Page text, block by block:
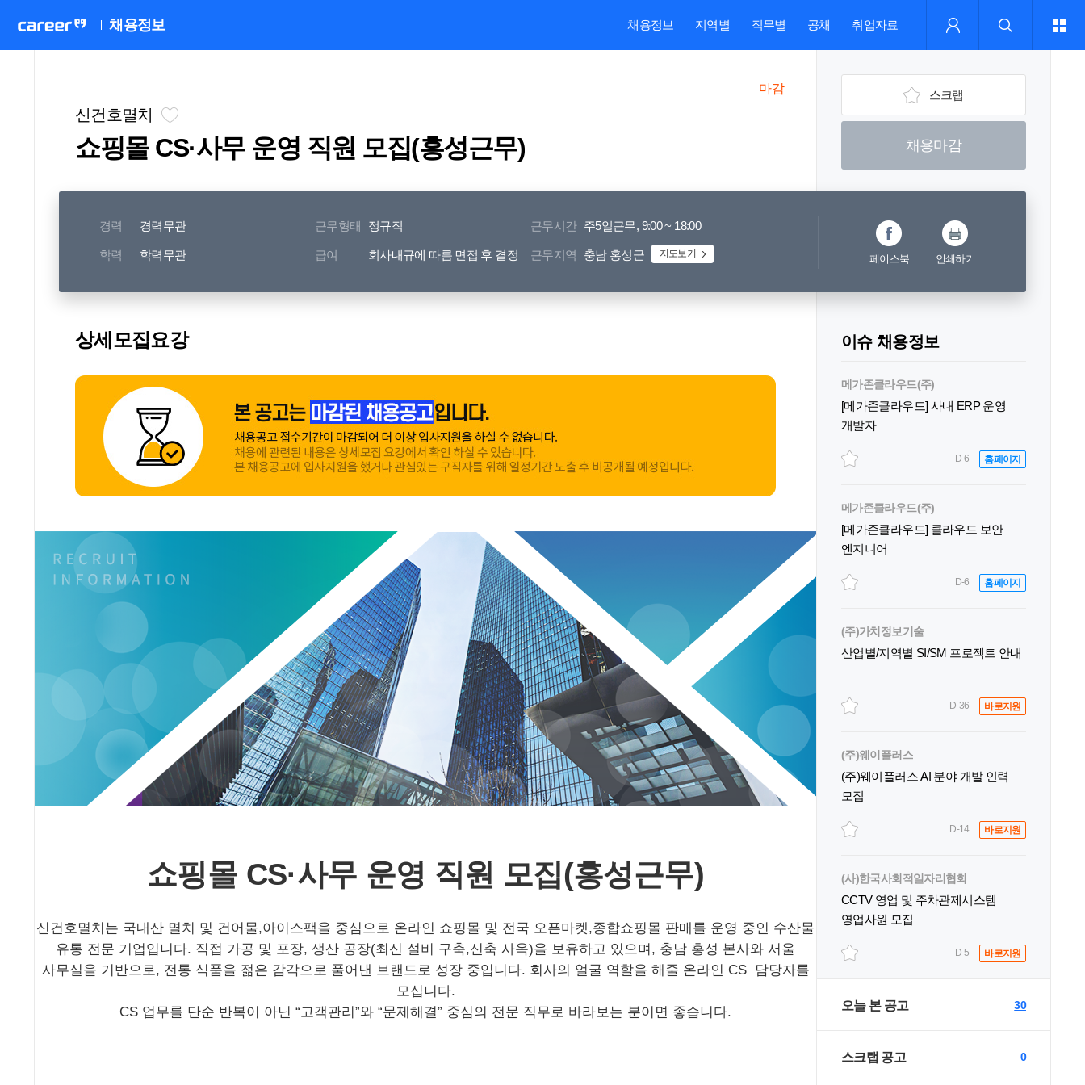
채용정보 채용정보 지역별 직무별 공채 취업자료
신건호멸치
쇼핑몰 CS·사무 운영 직원 모집(홍성근무)
마감 스크랩
채용마감
경력 경력무관 근무형태 정규직 근무시간 주5일근무, 9:00 ~ 18:00
학력 학력무관 급여 회사내규에 따름 면접 후 결정 근무지역 충남 홍성군 지도보기 페이스북 인쇄하기
상세모집요강
쇼핑몰 CS·사무 운영 직원 모집(홍성근무)
신건호멸치는 국내산 멸치 및 건어물,아이스팩을 중심으로 온라인 쇼핑몰 및 전국 오픈마켓,종합쇼핑몰 판매를 운영 중인 수산물
유통 전문 기업입니다. 직접 가공 및 포장, 생산 공장(최신 설비 구축,신축 사옥)을 보유하고 있으며 , 충남 홍성 본사와 서울
사무실을 기반으로, 전통 식품을 젊은 감각으로 풀어낸 브랜드로 성장 중입니다. 회사의 얼굴 역할을 해줄 온라인 CS
담당자를
모십니다.
CS 업무를 단순 반복이 아닌 “고객관리”와 “문제해결” 중심의 전문 직무로 바라보는 분이면 좋습니다.
이슈 채용정보
메가존클라우드(주)
[메가존클라우드] 사내 ERP 운영
개발자
D-6 홈페이지
메가존클라우드(주)
[메가존클라우드] 클라우드 보안
엔지니어
D-6 홈페이지
(주)가치정보기술
산업별/지역별 SI/SM 프로젝트 안내
D-36 바로지원
(주)웨이플러스
(주)웨이플러스 AI 분야 개발 인력
모집
D-14 바로지원
(사)한국사회적일자리협회
CCTV 영업 및 주차관제시스템
영업사원 모집
D-5 바로지원
오늘 본 공고 30
스크랩 공고 0